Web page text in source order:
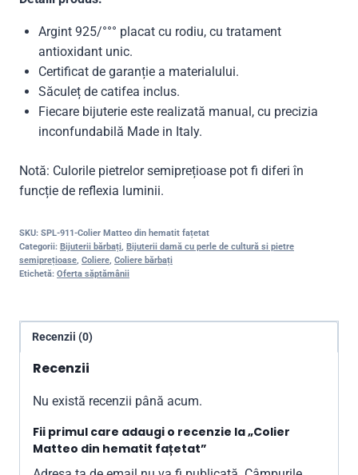
Argint 925/°°° placat cu rodiu, cu tratament
antioxidant unic.
Certificat de garanție a materialului.
Săculeț de catifea inclus.
Fiecare bijuterie este realizată manual, cu precizia
inconfundabilă Made in Italy.
Notă: Culorile pietrelor semiprețioase pot fi diferi în
funcție de reflexia luminii.
SKU: SPL-911-Colier Matteo din hematit fațetat
Categorii: Bijuterii bărbați, Bijuterii damă cu perle de cultură si pietre
semiprețioase, Coliere, Coliere bărbați
Etichetă: Oferta săptămânii
Recenzii (0)
Recenzii
Nu există recenzii până acum.
Fii primul care adaugi o recenzie la „Colier
Matteo din hematit fațetat”